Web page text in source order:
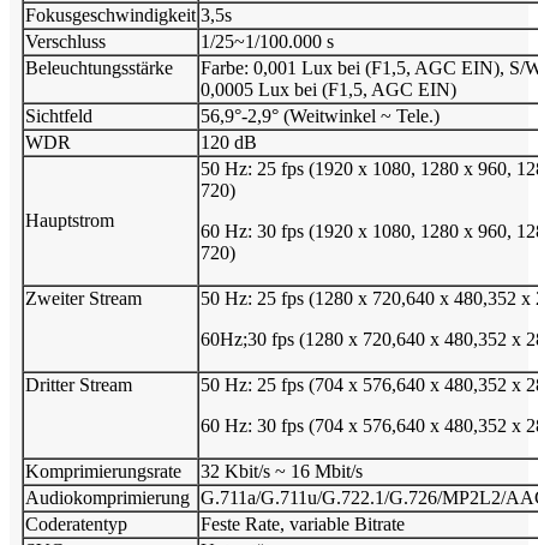
Fokusgeschwindigkeit 3,5s
Verschluss
1/25~1/100.000 s
Beleuchtungsstärke
Farbe: 0,001 Lux bei (F1,5, AGC EIN), S/
0,0005 Lux bei (F1,5, AGC EIN)
Sichtfeld
56,9°-2,9° (Weitwinkel ~ Tele.)
WDR
120 dB
Hauptstrom
50 Hz: 25 fps (1920 x 1080, 1280 x 960,
720)
60 Hz: 30 fps (1920 x 1080, 1280 x 960,
720)
Zweiter Stream
50 Hz: 25 fps (1280 x 720,640 x 480,352 x
60Hz;30 fps (1280 x 720,640 x 480,352 x
Dritter Stream
50 Hz: 25 fps (704 x 576,640 x 480,352 x
60 Hz: 30 fps (704 x 576,640 x 480,352 x
Komprimierungsrate
32 Kbit/s ~ 16 Mbit/s
Audiokomprimierung G.711a/G.711u/G.722.1/G.726/MP2L2/
Coderatentyp
Feste Rate, variable Bitrate